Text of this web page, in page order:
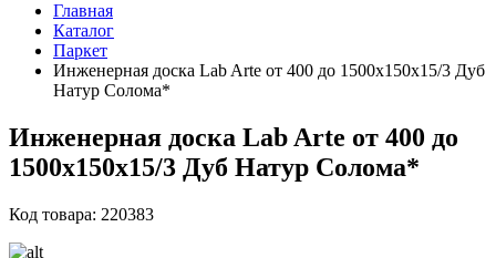
Главная
Каталог
Паркет
Инженерная доска Lab Arte от 400 до 1500х150х15/3 Дуб
Натур Солома*
Инженерная доска Lab Arte от 400 до
1500х150х15/3 Дуб Натур Солома*
Код товара: 220383